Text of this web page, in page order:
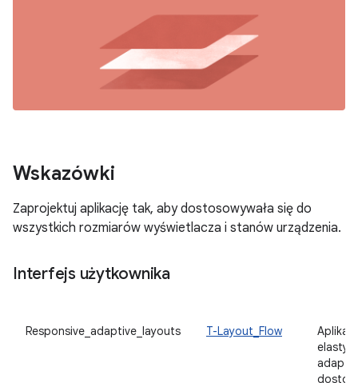
Wskazówki
Zaprojektuj aplikację tak, aby dostosowywała się do
wszystkich rozmiarów wyświetlacza i stanów urządzenia.
Interfejs użytkownika
Responsive_adaptive_layouts T-Layout_Flow